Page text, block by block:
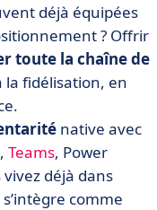
déjà équipées
? Offrir
toute la chaîne de
la fidélisation, en
native avec
, Teams, Power
vivez déjà dans
comme